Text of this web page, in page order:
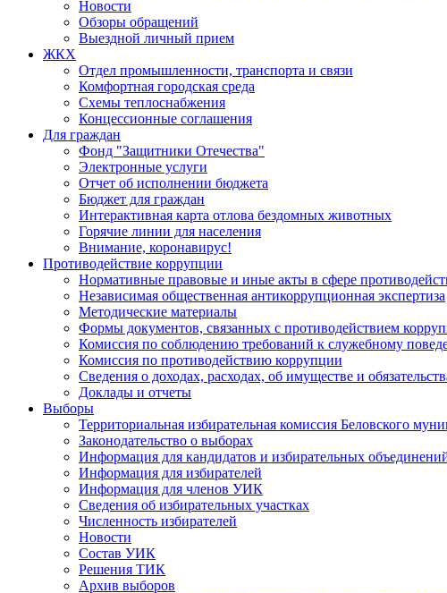
Новости
Обзоры обращений
Выездной личный прием
ЖКХ
Отдел промышленности, транспорта и связи
Комфортная городская среда
Схемы теплоснабжения
Концессионные соглашения
Для граждан
Фонд "Защитники Отечества"
Электронные услуги
Отчет об исполнении бюджета
Бюджет для граждан
Интерактивная карта отлова бездомных животных
Горячие линии для населения
Внимание, коронавирус!
Противодействие коррупции
Нормативные правовые и иные акты в сфере
Независимая общественная антикоррупционная экспертиза
Методические материалы
Формы документов, связанных с противодействием
Комиссия по соблюдению требований к служебному
Комиссия по противодействию коррупции
Сведения о доходах, расходах, об имуществе и
Доклады и отчеты
Выборы
Территориальная избирательная комиссия Беловского
Законодательство о выборах
Информация для кандидатов и избирательных
Информация для избирателей
Информация для членов УИК
Сведения об избирательных участках
Численность избирателей
Новости
Состав УИК
Решения ТИК
Архив выборов